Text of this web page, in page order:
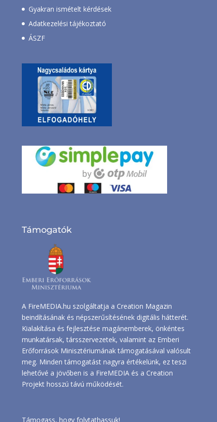
Gyakran ismételt kérdések
Adatkezelési tájékoztató
ÁSZF
Támogatók
A FireMEDIA.hu szolgáltatja a Creation Magazin
beindításának és népszerűsítésének digitális hátterét.
Kialakítása és fejlesztése magánemberek, önkéntes
munkatársak, társszervezetek, valamint az Emberi
Erőforrások Minisztériumának támogatásával valósult
meg. Minden támogatást nagyra értékelünk, ez teszi
lehetővé a jövőben is a FireMEDIA és a Creation
Projekt hosszú távú működését.
Támogass, hogy folytathassuk!